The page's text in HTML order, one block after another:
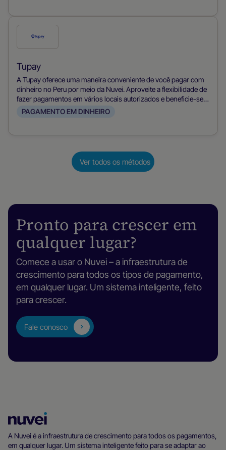
Verifique
este
método
de
pagamento
Tupay
A Tupay oferece uma maneira conveniente de você pagar com
dinheiro no Peru por meio da Nuvei. Aproveite a flexibilidade de
fazer pagamentos em vários locais autorizados e beneficie-se
de nosso processo de transação seguro e eficiente.
PAGAMENTO EM DINHEIRO
Ver todos os métodos
Pronto para crescer em
qualquer lugar?
Comece a usar o Nuvei – a infraestrutura de
crescimento para todos os tipos de pagamento,
em qualquer lugar. Um sistema inteligente, feito
para crescer.
Fale conosco
inicial
da
A Nuvei é a infraestrutura de crescimento para todos os pagamentos,
em qualquer lugar. Um sistema inteligente feito para se adaptar ao